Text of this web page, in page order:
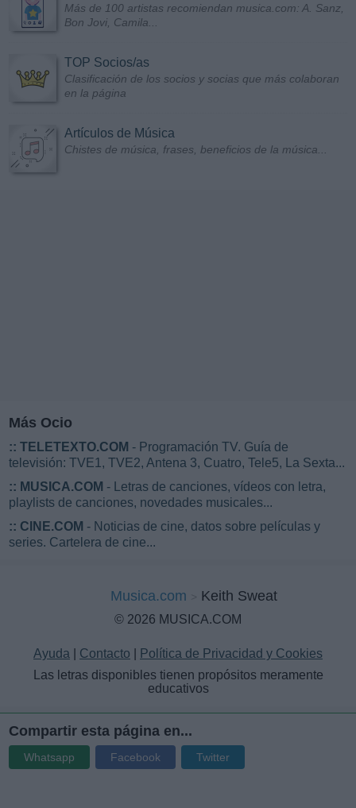
Más de 100 artistas recomiendan musica.com: A. Sanz,
Bon Jovi, Camila...
TOP Socios/as
Clasificación de los socios y socias que más colaboran
en la página
Artículos de Música
Chistes de música, frases, beneficios de la música...
Más Ocio
:: TELETEXTO.COM - Programación TV. Guía de
televisión: TVE1, TVE2, Antena 3, Cuatro, Tele5, La Sexta...
:: MUSICA.COM - Letras de canciones, vídeos con letra,
playlists de canciones, novedades musicales...
:: CINE.COM - Noticias de cine, datos sobre películas y
series. Cartelera de cine...
Musica.com Keith Sweat
© 2026 MUSICA.COM
Ayuda Contacto
Política de Privacidad y Cookies
Las letras disponibles tienen propósitos meramente
educativos
Compartir esta página en...
Whatsapp Facebook Twitter